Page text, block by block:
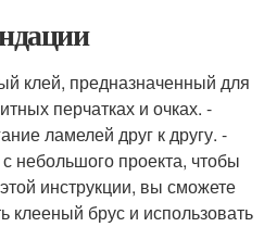
клей, предназначенный для
перчатках и очках. -
ламелей друг к другу. -
небольшого проекта, чтобы
инструкции, вы сможете
клееный брус и использовать